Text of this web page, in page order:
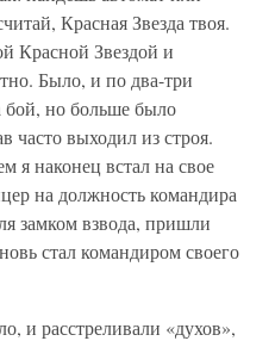
Красная Звезда твоя.
Красной Звездой и
Было, и по два-три
бой, но больше было
часто выходил из строя.
я наконец встал на свое
на должность командира
замком взвода, пришли
стал командиром своего
и расстреливали «духов»,